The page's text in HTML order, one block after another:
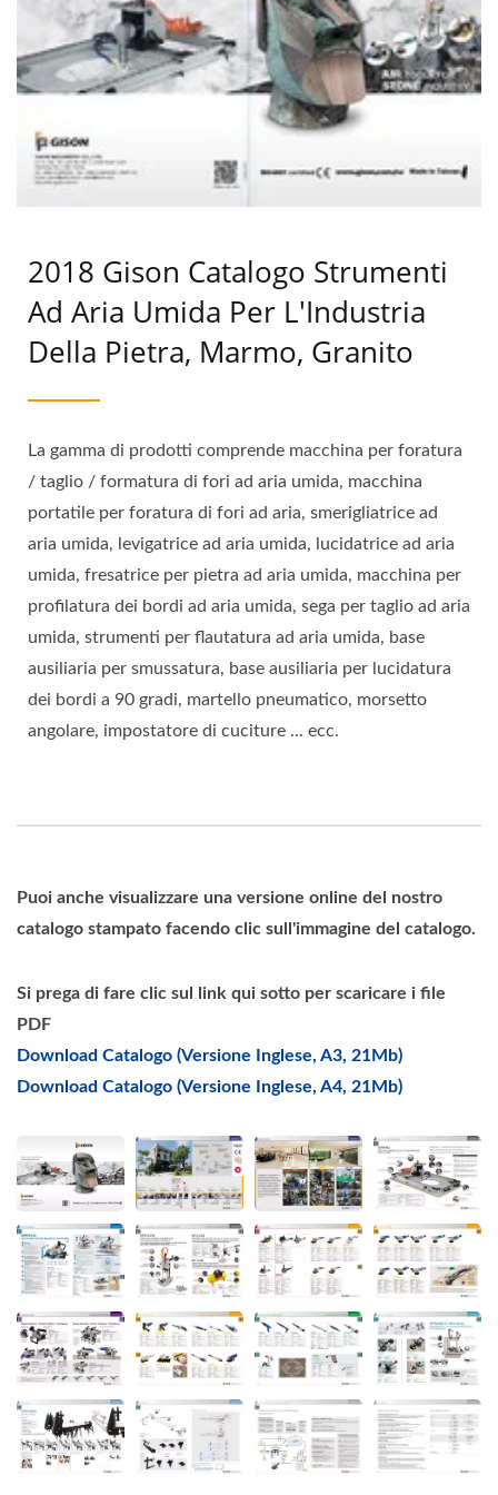
2018 Gison Catalogo Strumenti
Ad Aria Umida Per L'Industria
Della Pietra, Marmo, Granito
La gamma di prodotti comprende macchina per foratura
/ taglio / formatura di fori ad aria umida, macchina
portatile per foratura di fori ad aria, smerigliatrice ad
aria umida, levigatrice ad aria umida, lucidatrice ad aria
umida, fresatrice per pietra ad aria umida, macchina per
profilatura dei bordi ad aria umida, sega per taglio ad aria
umida, strumenti per flautatura ad aria umida, base
ausiliaria per smussatura, base ausiliaria per lucidatura
dei bordi a 90 gradi, martello pneumatico, morsetto
angolare, impostatore di cuciture ... ecc.
Puoi anche visualizzare una versione online del nostro
catalogo stampato facendo clic sull'immagine del catalogo.
Si prega di fare clic sul link qui sotto per scaricare i file
PDF
Download Catalogo (Versione Inglese, A3, 21Mb)
Download Catalogo (Versione Inglese, A4, 21Mb)